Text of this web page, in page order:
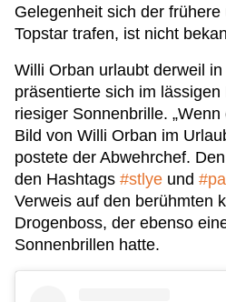
Gelegenheit sich der
Topstar trafen, ist nicht
Willi Orban urlaubt derweil in
präsentierte sich im lässigen
riesiger Sonnenbrille.
Bild von Willi Orban im
postete der Abwehrchef.
den Hashtags #stlye und
Verweis auf den berühmten
Drogenboss, der ebenso
Sonnenbrillen hatte.